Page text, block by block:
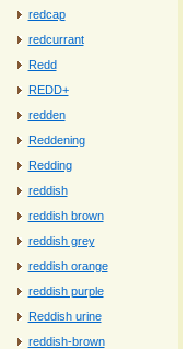
redcap
redcurrant
Redd
REDD+
redden
Reddening
Redding
reddish
reddish brown
reddish grey
reddish orange
reddish purple
Reddish urine
reddish-brown